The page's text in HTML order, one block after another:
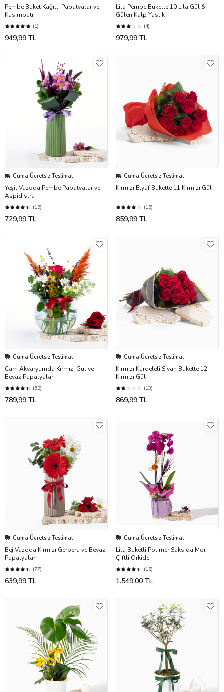
Pembe Buket Kağıtlı Papatyalar ve
Kasımpatı
(1)
949,99 TL
Lila Pembe Bukette 10 Lila Gül &
Gülen Kalp Yastık
(4)
979,99 TL
Cuma Ücretsiz Teslimat
Yeşil Vazoda Pembe Papatyalar ve
Aspidistra
(19)
729,99 TL
Cuma Ücretsiz Teslimat
Kırmızı Elyaf Bukette 11 Kırmızı Gül
(19)
859,99 TL
Cuma Ücretsiz Teslimat
Cam Akvaryumda Kırmızı Gül ve
Beyaz Papatyalar
(50)
789,99 TL
Cuma Ücretsiz Teslimat
Kırmızı Kurdeleli Siyah Bukette 12
Kırmızı Gül
(13)
869,99 TL
Cuma Ücretsiz Teslimat
Bej Vazoda Kırmızı Gerbera ve Beyaz
Papatyalar
(77)
639,99 TL
Cuma Ücretsiz Teslimat
Lila Buketli Polimer Saksıda Mor
Çiftli Orkide
(18)
1.549,00 TL